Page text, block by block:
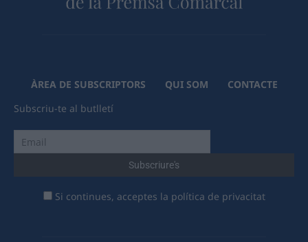
ÀREA DE SUBSCRIPTORS QUI SOM
CONTACTE
Subscriu-te al butlletí
Si continues, acceptes la política de privacitat